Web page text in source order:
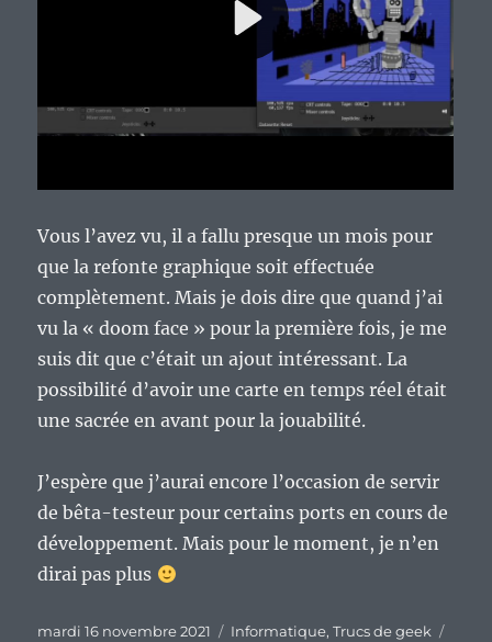
Vous l’avez vu, il a fallu presque un mois pour
que la refonte graphique soit effectuée
complètement. Mais je dois dire que quand j’ai
vu la « doom face » pour la première fois, je me
suis dit que c’était un ajout intéressant. La
possibilité d’avoir une carte en temps réel était
une sacrée en avant pour la jouabilité.
J’espère que j’aurai encore l’occasion de servir
de bêta-testeur pour certains ports en cours de
développement. Mais pour le moment, je n’en
dirai pas plus
Publié
mardi 16 novembre 2021 Catégories
Informatique,Trucs de geek